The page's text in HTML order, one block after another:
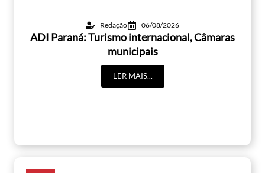
Redação 06/08/2026
ADI Paraná: Turismo internacional, Câmaras
municipais
LER MAIS...